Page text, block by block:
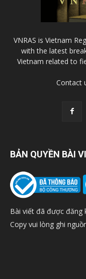
VNRAS is Vietnam
with the latest
Vietnam related to
Contact
BẢN QUYỀN BÀI
Bài viết đã được đăng
Copy vui lòng ghi